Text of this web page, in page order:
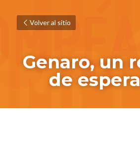
Volver al sitio
Genaro, un
de